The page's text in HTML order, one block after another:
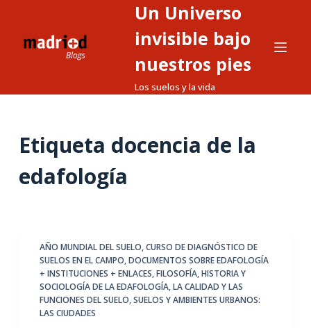
o
Un Universo
invisible bajo
nuestros pies
Los suelos y la vida
Etiqueta docencia de la
edafología
AÑO MUNDIAL DEL SUELO,CURSO DE DIAGNÓSTICO DE
SUELOS EN EL CAMPO,DOCUMENTOS SOBRE EDAFOLOGÍA
+ INSTITUCIONES + ENLACES,FILOSOFÍA, HISTORIA Y
SOCIOLOGÍA DE LA EDAFOLOGÍA,LA CALIDAD Y LAS
FUNCIONES DEL SUELO,SUELOS Y AMBIENTES URBANOS:
LAS CIUDADES